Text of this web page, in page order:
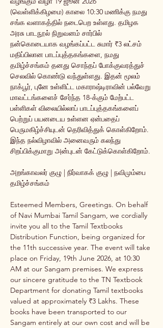
(வெள்ளிக்கிழமை) காலை 10:30 மணிக்கு நமது
சங்க வளாகத்தில் நடைபெற உள்ளது. தமிழக
அரசு பாடநூல் நிறுவனம் சார்பில்
நன்கொடையாக வழங்கப்பட்ட சுமார் ₹3 லட்சம்
மதிப்பிலான பாடப்புத்தகங்களை, நமது
தமிழ்ச்சங்கம் தனது சொந்தப் போக்குவரத்துச்
செலவில் கொண்டு வந்துள்ளது. இதன் மூலம்
நாக்பூர், புனே உள்ளிட்ட மகாராஷ்டிராவின் பல்வேறு
மாவட்டங்களைச் சேர்ந்த 18-க்கும் மேற்பட்ட
பள்ளிகள் விலையில்லாப் பாடப்புத்தகங்களைப்
பெற்றுப் பயனடைய உள்ளன ஏன்பதைப்
பெருமகிழ்ச்சியுடன் தெரிவித்துக் கொள்கிறோம்.
இந்த நல்விழாவில் அனைவரும் கலந்து
சிறப்பிக்குமாறு அன்புடன் கேட்டுக்கொள்கிறோம்.
அறங்காவலர் குழு | நிர்வாகக் குழு | நவிமும்பை
தமிழ்ச்சங்கம்
Esteemed Members, Greetings. On behalf
of Navi Mumbai Tamil Sangam, we cordially
invite you all to the Tamil Textbooks
Distribution Function, being organized for
the 11th successive year. The event will take
place on Friday, 19th June 2026, at 10:30
AM at our Sangam premises. We express
our sincere gratitude to the TN Textbook
Department for donating Tamil textbooks
valued at approximately ₹3 Lakhs. These
books have been transported to our
Sangam entirely at our own cost and will be